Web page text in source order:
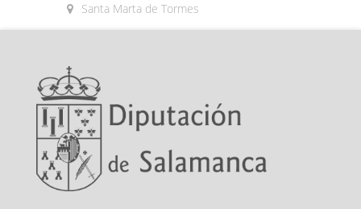
Santa Marta de Tormes